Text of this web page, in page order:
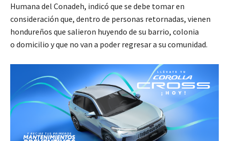
Humana del Conadeh, indicó que se debe tomar en
consideración que, dentro de personas retornadas, vienen
hondureños que salieron huyendo de su barrio, colonia
o domicilio y que no van a poder regresar a su comunidad.